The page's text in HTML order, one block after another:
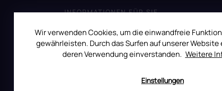
Wir verwenden Cookies, um die einwandfreie
gewährleisten. Durch das Surfen auf unserer Website
deren Verwendung einverstanden. Weitere
Einstellungen
INFORMATIONEN FÜR SIE
Kontakt
Warum Ruscona
Alles zum Verbot von TPO
RUSCONA und Nachhaltigkeit